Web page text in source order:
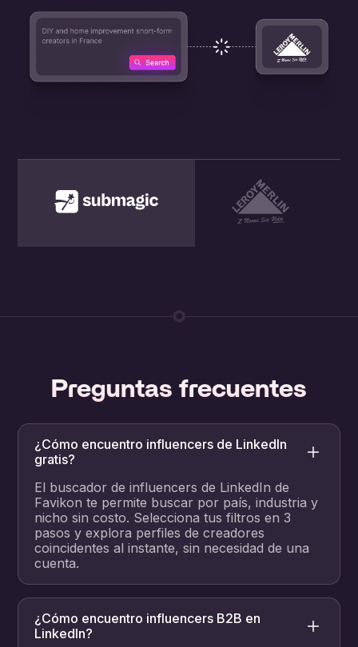
Preguntas frecuentes
¿Cómo encuentro influencers de LinkedIn
gratis?
El buscador de influencers de LinkedIn de
Favikon te permite buscar por país, industria y
nicho sin costo. Selecciona tus filtros en 3
pasos y explora perfiles de creadores
coincidentes al instante, sin necesidad de una
cuenta.
¿Cómo encuentro influencers B2B en
LinkedIn?